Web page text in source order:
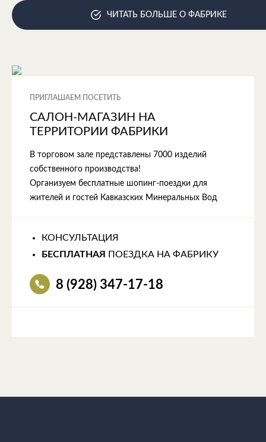
ЧИТАТЬ БОЛЬШЕ О ФАБРИКЕ
ПРИГЛАШАЕМ ПОСЕТИТЬ
САЛОН-МАГАЗИН НА
ТЕРРИТОРИИ ФАБРИКИ
В торговом зале представлены 7000 изделий
собственного производства!
Организуем бесплатные шопинг-поездки для
жителей и гостей Кавказских Минеральных Вод
КОНСУЛЬТАЦИЯ
БЕСПЛАТНАЯ
ПОЕЗДКА НА ФАБРИКУ
8 (928) 347-17-18